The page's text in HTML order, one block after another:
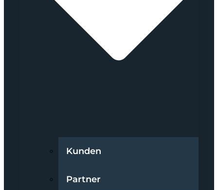
Kunden
Partner